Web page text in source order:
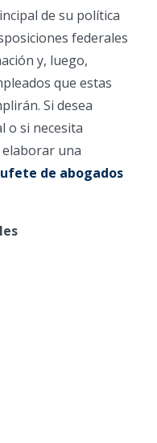
de su política
federales
y, luego,
que estas
Si desea
o si necesita
una
de abogados